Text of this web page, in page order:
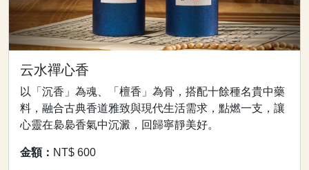
云水禪心香
以「沉香」為魂、「檀香」為骨，搭配十餘種名貴中藥
料，融合古典香道雅致與現代生活需求，點燃一支，讓
心靈在裊裊香氣中沉澱，回歸寧靜美好。
金額： NT$ 600